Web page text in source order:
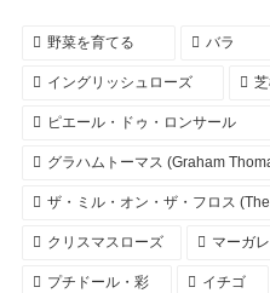
野菜を育てる バラ
イングリッシュローズ
ピエール・ドゥ・ロンサール
グラハムトーマス (Graham
ザ・ミル・オン・ザ・フロス
クリスマスローズ マーガ
プチドール・彩 イチゴ